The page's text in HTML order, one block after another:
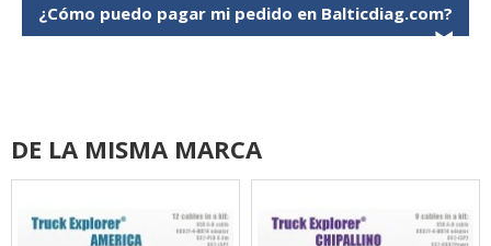
¿Cómo puedo pagar mi pedido en Balticdiag.com?
❯
DE LA MISMA MARCA